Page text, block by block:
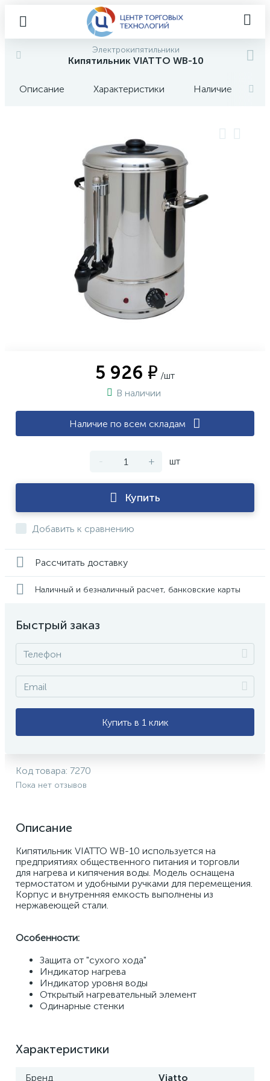
Электрокипятильники
Кипятильник VIATTO WB-10
Описание Характеристики Наличие
5 926 ₽ /шт
В наличии
Наличие по всем складам
- + шт
Купить
Добавить к сравнению
Рассчитать доставку
Наличный и безналичный расчет, банковские карты
Быстрый заказ
Купить в 1 клик
Код товара: 7270
Пока нет отзывов
Описание
Кипятильник VIATTO WB-10 используется на
предприятиях общественного питания и торговли
для нагрева и кипячения воды. Модель оснащена
термостатом и удобными ручками для перемещения.
Корпус и внутренняя емкость выполнены из
нержавеющей стали.
Особенности:
Защита от "сухого хода"
Индикатор нагрева
Индикатор уровня воды
Открытый нагревательный элемент
Одинарные стенки
Характеристики
Бренд Viatto